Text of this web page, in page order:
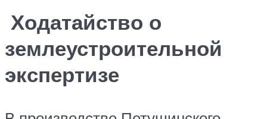
Ходатайство о
землеустроительной
экспертизе